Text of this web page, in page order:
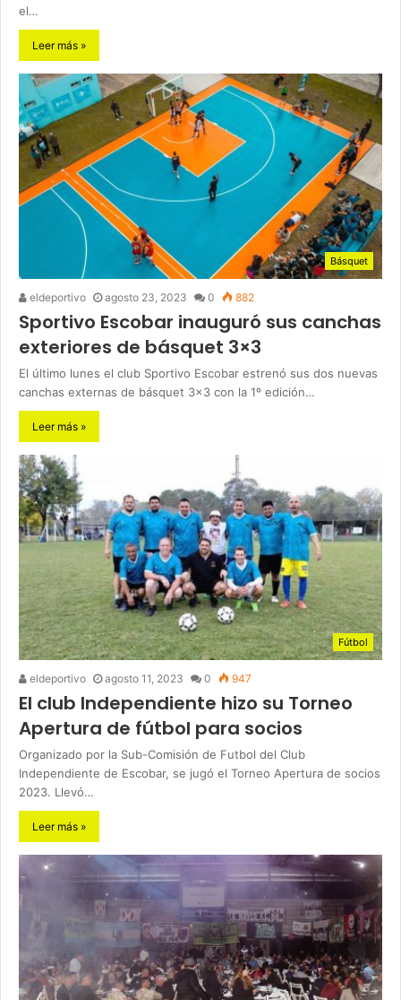
el…
Leer más »
Básquet
eldeportivo agosto 23, 2023 0 882
Sportivo Escobar inauguró sus canchas
exteriores de básquet 3×3
El último lunes el club Sportivo Escobar estrenó sus dos nuevas
canchas externas de básquet 3×3 con la 1º edición…
Leer más »
Fútbol
eldeportivo agosto 11, 2023 0 947
El club Independiente hizo su Torneo
Apertura de fútbol para socios
Organizado por la Sub-Comisión de Futbol del Club
Independiente de Escobar, se jugó el Torneo Apertura de socios
2023. Llevó…
Leer más »